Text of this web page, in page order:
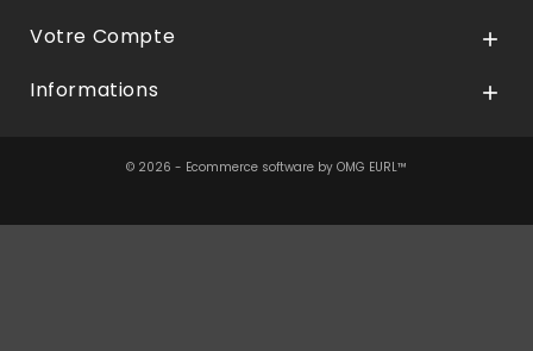
Votre Compte 
Informations 
© 2026 - Ecommerce software by OMG EURL™